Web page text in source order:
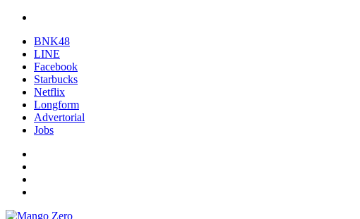
BNK48
LINE
Facebook
Starbucks
Netflix
Longform
Advertorial
Jobs